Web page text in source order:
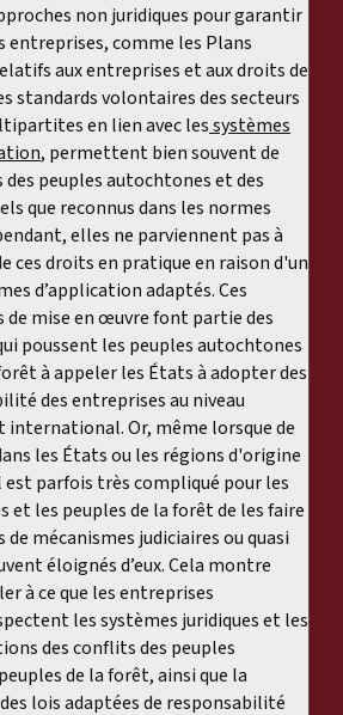
non juridiques pour garantir
entreprises, comme les Plans
aux entreprises et aux droits de
standards volontaires des secteurs
en lien avec lessystèmes
, permettent bien souvent de
peuples autochtones et des
que reconnus dans les normes
elles ne parviennent pas à
ces droits en pratique en raison d'un
d’application adaptés. Ces
mise en œuvre font partie des
poussent les peuples autochtones
à appeler les États à adopter des
des entreprises au niveau
Or, même lorsque de
les États ou les régions d'origine
est parfois très compliqué pour les
et les peuples de la forêt de les faire
mécanismes judiciaires ou quasi
éloignés d’eux. Cela montre
à ce que les entreprises
les systèmes juridiques et les
des conflits des peuples
de la forêt, ainsi que la
lois adaptées de responsabilité